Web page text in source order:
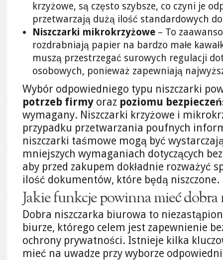
krzyżowe, są często szybsze, co czyni je
przetwarzają dużą ilość standardowych
Niszczarki mikrokrzyżowe – To
rozdrabniają papier na bardzo małe
muszą przestrzegać surowych regulacji
osobowych, ponieważ zapewniają
Wybór odpowiedniego typu niszczarki
potrzeb firmy oraz poziomu
wymagany. Niszczarki krzyżowe i
przypadku przetwarzania poufnych
niszczarki taśmowe mogą być
mniejszych wymaganiach dotyczących
aby przed zakupem dokładnie rozważyć
ilość dokumentów, które będą niszczone.
Jakie funkcje powinna mieć dobra
Dobra niszczarka biurowa to
biurze, którego celem jest zapewnienie
ochrony prywatności. Istnieje kilka
mieć na uwadze przy wyborze